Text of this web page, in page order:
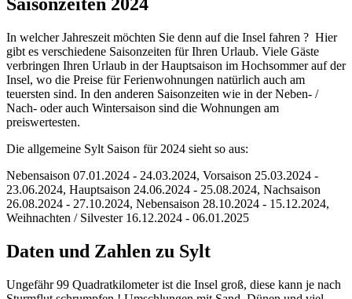
In welcher Jahreszeit möchten Sie denn auf die Insel fahren ? Hier
gibt es verschiedene Saisonzeiten für Ihren Urlaub. Viele Gäste
verbringen Ihren Urlaub in der Hauptsaison im Hochsommer auf der
Insel, wo die Preise für Ferienwohnungen natürlich auch am
teuersten sind. In den anderen Saisonzeiten wie in der Neben- /
Nach- oder auch Wintersaison sind die Wohnungen am
preiswertesten.
Die allgemeine Sylt Saison für 2024 sieht so aus:
Nebensaison 07.01.2024 - 24.03.2024, Vorsaison 25.03.2024 -
23.06.2024, Hauptsaison 24.06.2024 - 25.08.2024, Nachsaison
26.08.2024 - 27.10.2024, Nebensaison 28.10.2024 - 15.12.2024,
Weihnachten / Silvester 16.12.2024 - 06.01.2025
Daten und Zahlen zu Sylt
Ungefähr 99 Quadratkilometer ist die Insel groß, diese kann je nach